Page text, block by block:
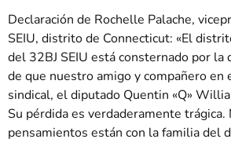
Declaración de Rochelle Palache,
SEIU, distrito de Connecticut: «El
del 32BJ SEIU está consternado por la
de que nuestro amigo y compañero
sindical, el diputado Quentin «Q»
Su pérdida es verdaderamente trágica.
pensamientos están con la familia del